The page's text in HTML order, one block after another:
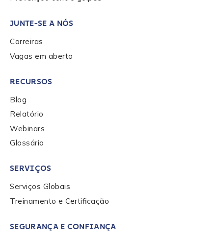
JUNTE-SE A NÓS
Carreiras
Vagas em aberto
RECURSOS
Blog
Relatório
Webinars
Glossário
SERVIÇOS
Serviços Globais
Treinamento e Certificação
SEGURANÇA E CONFIANÇA